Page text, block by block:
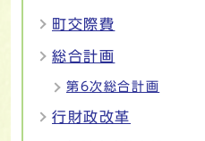
町交際費
総合計画
第6次総合計画
行財政改革